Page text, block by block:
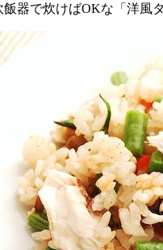
飯器で炊けばOKな「洋